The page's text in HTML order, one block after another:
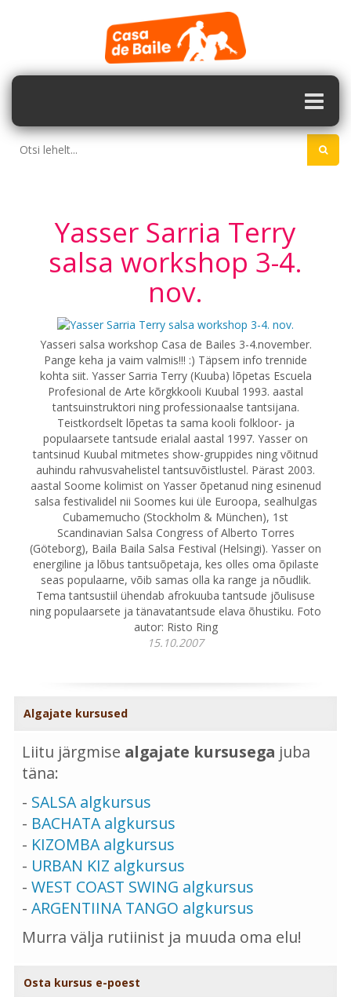
Yasser Sarria Terry
salsa workshop 3-4.
nov.
Yasseri salsa workshop Casa de Bailes 3-4.november.
Pange keha ja vaim valmis!!! :) Täpsem info trennide
kohta siit. Yasser Sarria Terry (Kuuba) lõpetas Escuela
Profesional de Arte kõrgkkooli Kuubal 1993. aastal
tantsuinstruktori ning professionaalse tantsijana.
Teistkordselt lõpetas ta sama kooli folkloor- ja
populaarsete tantsude erialal aastal 1997. Yasser on
tantsinud Kuubal mitmetes show-gruppides ning võitnud
auhindu rahvusvahelistel tantsuvõistlustel. Pärast 2003.
aastal Soome kolimist on Yasser õpetanud ning esinenud
salsa festivalidel nii Soomes kui üle Euroopa, sealhulgas
Cubamemucho (Stockholm & München), 1st
Scandinavian Salsa Congress of Alberto Torres
(Göteborg), Baila Baila Salsa Festival (Helsingi). Yasser on
energiline ja lõbus tantsuõpetaja, kes olles oma õpilaste
seas populaarne, võib samas olla ka range ja nõudlik.
Tema tantsustiil ühendab afrokuuba tantsude jõulisuse
ning populaarsete ja tänavatantsude elava õhustiku. Foto
autor: Risto Ring
15.10.2007
Algajate kursused
Liitu järgmise algajate kursusega juba
täna:
- SALSA algkursus
- BACHATA algkursus
- KIZOMBA algkursus
- URBAN KIZ algkursus
- WEST COAST SWING algkursus
- ARGENTIINA TANGO algkursus
Murra välja rutiinist ja muuda oma elu!
Osta kursus e-poest